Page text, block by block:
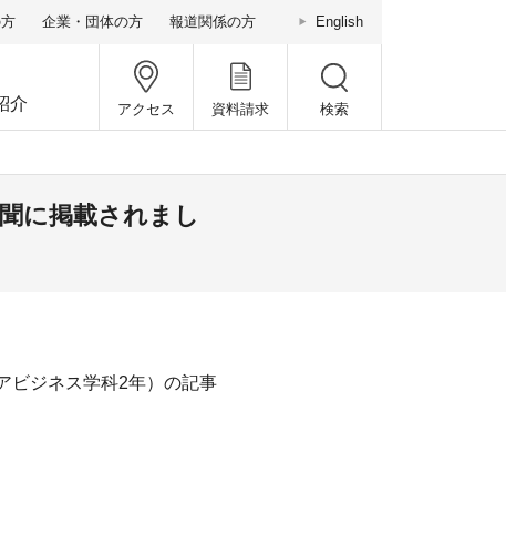
企業・団体の方 報道関係の方 English
アクセス 資料請求 検索
介
に掲載されまし
ビジネス学科2年）の記事